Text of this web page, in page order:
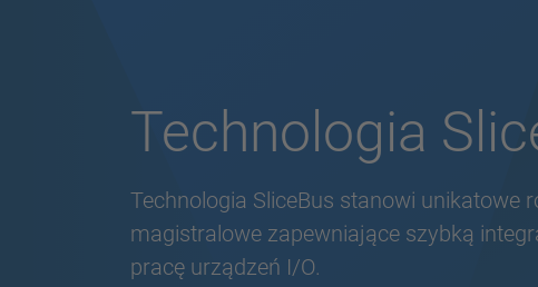
Technologia
Technologia SliceBus stanowi unikatowe
magistralowe zapewniające szybką
pracę urządzeń I/O.